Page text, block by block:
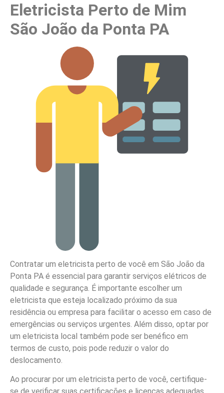
Eletricista Perto de Mim
São João da Ponta PA
Contratar um eletricista perto de você em São João da
Ponta PA é essencial para garantir serviços elétricos de
qualidade e segurança. É importante escolher um
eletricista que esteja localizado próximo da sua
residência ou empresa para facilitar o acesso em caso de
emergências ou serviços urgentes. Além disso, optar por
um eletricista local também pode ser benéfico em
termos de custo, pois pode reduzir o valor do
deslocamento.
Ao procurar por um eletricista perto de você, certifique-